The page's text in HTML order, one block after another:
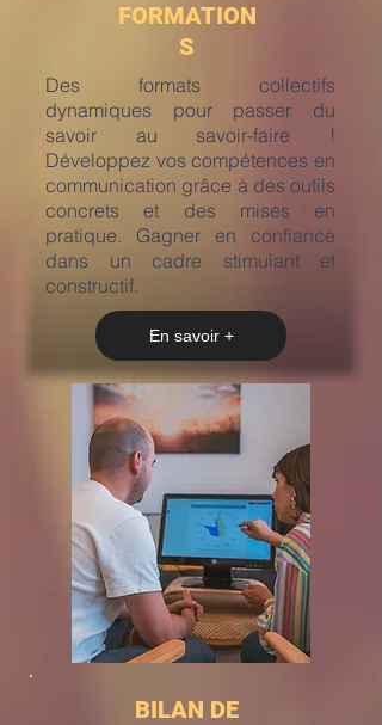
FORMATION
S
​Des formats collectifs
dynamiques pour passer du
savoir au savoir-faire !
Développez vos compétences en
communication grâce à des outils
concrets et des mises en
pratique. Gagner en confiance
dans un cadre stimulant et
constructif.
En savoir +
BILAN DE